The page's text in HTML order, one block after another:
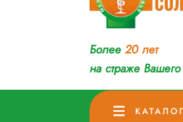
Более 20 лет
на страже
КАТАЛОГ